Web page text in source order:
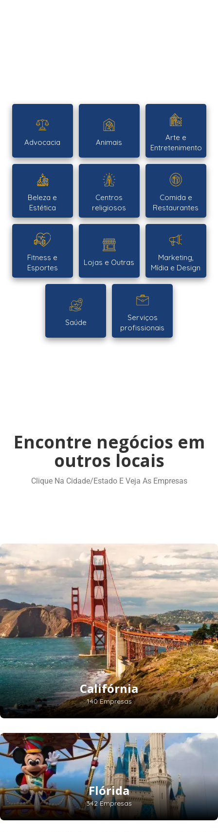
Advocacia Animais
Arte e
Entretenimento
Beleza e
Estética
Centros
religiosos
Comida e
Restaurantes
Fitness e
Esportes
Lojas e Outras
Marketing,
Mídia e Design
Saúde
Serviços
profissionais
Encontre negócios em
outros locais
Clique Na Cidade/estado E Veja As Empresas
Califórnia
140 Empresas
Flórida
342 Empresas